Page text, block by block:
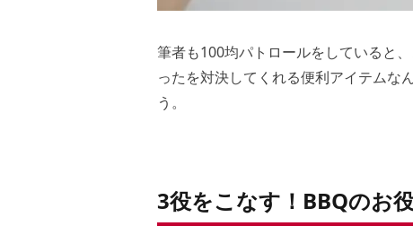
筆者も100均パトロールをしていると
ったを対決してくれる便利アイテムな
う。
3役をこなす！BBQのお